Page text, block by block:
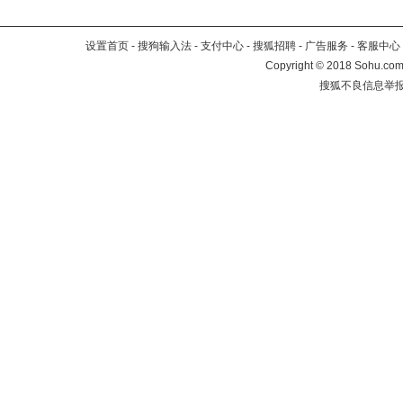
设置首页 - 搜狗输入法 - 支付中心 - 搜狐招聘 - 广告服务 - 客服中心
Copyright©2018
搜狐不良信息举